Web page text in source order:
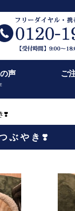
声 ご
❣️
ぶやき❣️